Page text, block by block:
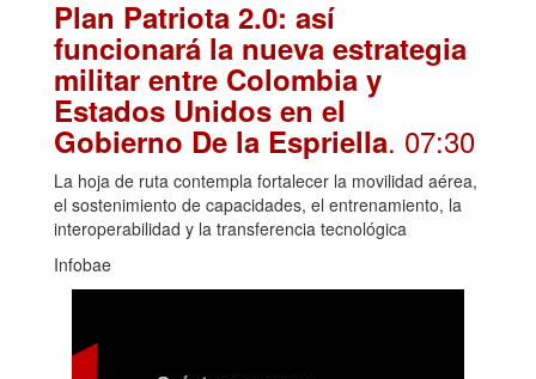
Plan Patriota 2.0: así
funcionará la nueva estrategia
militar entre Colombia y
Estados Unidos en el
Gobierno De la Espriella. 07:30
La hoja de ruta contempla fortalecer la movilidad aérea,
el sostenimiento de capacidades, el entrenamiento, la
interoperabilidad y la transferencia tecnológica
Infobae